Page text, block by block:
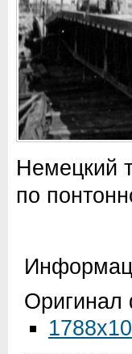
Немецкий
по
Оригинал